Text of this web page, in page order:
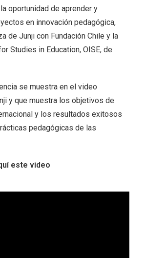
oportunidad de aprender y
en innovación pedagógica,
de Junji con Fundación Chile y la
Studies in Education, OISE, de
se muestra en el video
y que muestra los objetivos de
y los resultados exitosos
pedagógicas de las
este video